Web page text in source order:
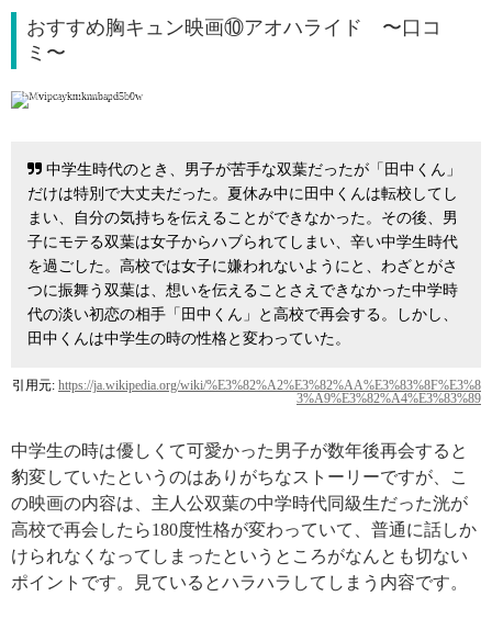
おすすめ胸キュン映画⑩アオハライド 〜口コ
ミ〜
引用: https://www.oricon.co.jp/news/2044703/photo/3/
中学生時代のとき、男子が苦手な双葉だったが「田中くん」
だけは特別で大丈夫だった。夏休み中に田中くんは転校してし
まい、自分の気持ちを伝えることができなかった。その後、男
子にモテる双葉は女子からハブられてしまい、辛い中学生時代
を過ごした。高校では女子に嫌われないようにと、わざとがさ
つに振舞う双葉は、想いを伝えることさえできなかった中学時
代の淡い初恋の相手「田中くん」と高校で再会する。しかし、
田中くんは中学生の時の性格と変わっていた。
引用元: https://ja.wikipedia.org/wiki/%E3%82%A2%E3%82%AA%E3%83%8F%E3%8
3%A9%E3%82%A4%E3%83%89
中学生の時は優しくて可愛かった男子が数年後再会すると
豹変していたというのはありがちなストーリーですが、こ
の映画の内容は、主人公双葉の中学時代同級生だった洸が
高校で再会したら180度性格が変わっていて、普通に話しか
けられなくなってしまったというところがなんとも切ない
ポイントです。見ているとハラハラしてしまう内容です。